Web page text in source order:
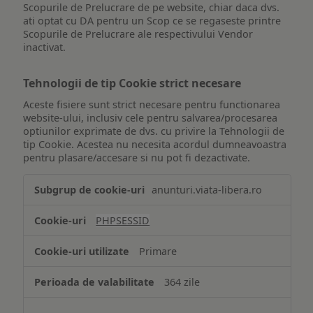
Scopurile de Prelucrare de pe website, chiar daca dvs.
ati optat cu DA pentru un Scop ce se regaseste printre
Scopurile de Prelucrare ale respectivului Vendor
inactivat.
Tehnologii de tip Cookie strict necesare
Aceste fisiere sunt strict necesare pentru functionarea
website-ului, inclusiv cele pentru salvarea/procesarea
optiunilor exprimate de dvs. cu privire la Tehnologii de
tip Cookie. Acestea nu necesita acordul dumneavoastra
pentru plasare/accesare si nu pot fi dezactivate.
de
Cookie
necesare
anunturi.viata-libera.ro
PHPSESSID
Primare
364 zile